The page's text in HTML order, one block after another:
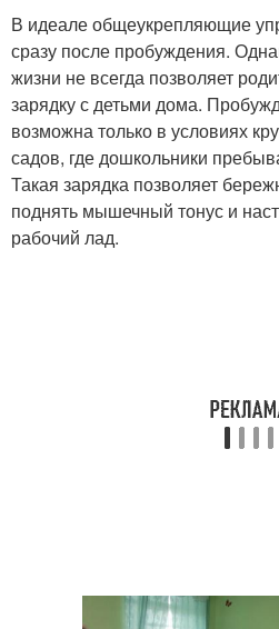
В идеале общеукрепляющие
сразу после пробуждения.
жизни не всегда позволяет
зарядку с детьми дома.
возможна только в условиях
садов, где дошкольники
Такая зарядка позволяет
поднять мышечный тонус и
рабочий лад.